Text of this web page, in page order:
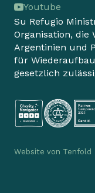
Su Refugio
Organisation, die
Argentinien und
für
gesetzlich
Website von Tenfold
Youtube